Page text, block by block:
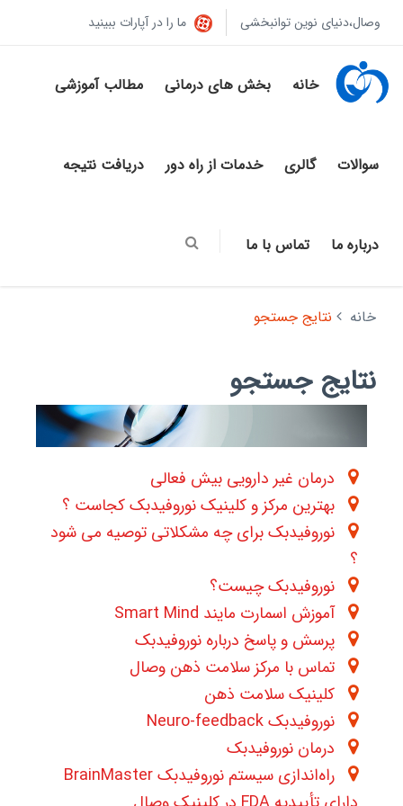
وصال،دنیای نوین توانبخشی ما را در آپارات ببینید
خانه بخش های درمانی مطالب آموزشی
سوالات گالری خدمات از راه دور دریافت نتیجه
درباره ما تماس با ما
خانه نتایج جستجو
نتایج جستجو
درمان غیر دارویی بیش فعالی
بهترین مرکز و کلینیک نوروفیدبک کجاست ؟
نوروفیدبک برای چه مشکلاتی توصیه می شود
؟
نوروفیدبک چیست؟
آموزش اسمارت مایند Smart Mind
پرسش و پاسخ درباره نوروفیدبک
تماس با مرکز سلامت ذهن وصال
کلینیک سلامت ذهن
نوروفیدبک Neuro-feedback
درمان نوروفیدبک
راه‌اندازی سیستم نوروفیدبک BrainMaster